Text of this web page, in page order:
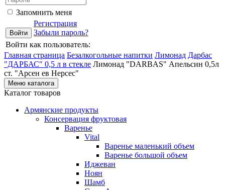
Запомнить меня
Регистрация
Забыли пароль?
Войти как пользователь:
Главная страница Безалкогольные напитки Лимонад Дарбас
"ДАРБАС" 0,5 л в стекле Лимонад "DARBAS" Апельсин 0,5л
ст. "Арсен ев Нерсес"
Меню каталога
Каталог товаров
Армянские продукты
Консервация фруктовая
Варенье
Vital
Варенье маленький объем
Варенье большой объем
Иджеван
Ноян
Шамб